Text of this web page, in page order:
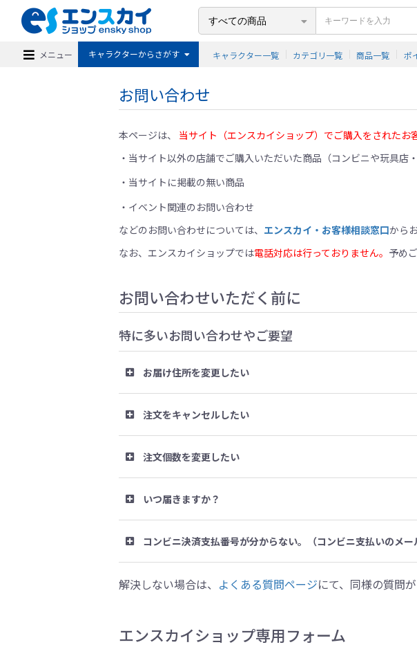
メニュー キャラクターからさがす キャラクター一覧 カテゴリ一覧 商品一覧 ポ
お問い合わせ
本ページは、 当サイト（エンスカイショップ）でご購入をされたお
当サイト以外の店舗でご購入いただいた商品（コンビニや玩具店
当サイトに掲載の無い商品
イベント関連のお問い合わせ
などのお問い合わせについては、 エンスカイ・お客様相談窓口から
なお、エンスカイショップでは電話対応は行っておりません。 予め
お問い合わせいただく前に
特に多いお問い合わせやご要望
お届け住所を変更したい
注文をキャンセルしたい
注文個数を変更したい
いつ届きますか？
コンビニ決済支払番号が分からない。（コンビニ支払いのメー
解決しない場合は、 よくある質問ページにて、同様の質問
エンスカイショップ専用フォーム